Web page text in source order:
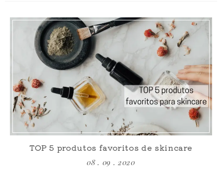
TOP 5 produtos favoritos de skincare
08 . 09 . 2020